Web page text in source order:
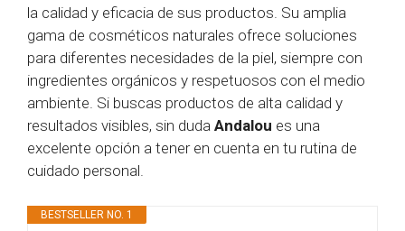
la calidad y eficacia de sus productos. Su amplia
gama de cosméticos naturales ofrece soluciones
para diferentes necesidades de la piel, siempre con
ingredientes orgánicos y respetuosos con el medio
ambiente. Si buscas productos de alta calidad y
resultados visibles, sin duda Andalou es una
excelente opción a tener en cuenta en tu rutina de
cuidado personal.
BESTSELLER NO. 1